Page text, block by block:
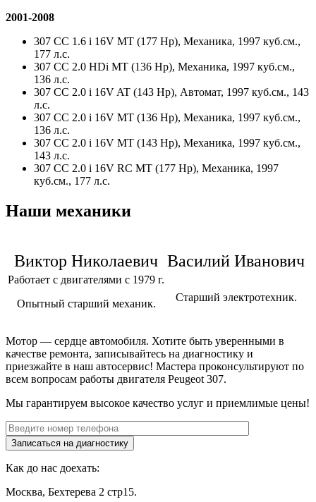
2001-2008
307 CC 1.6 i 16V MT (177 Hp), Механика, 1997 куб.см.,
177 л.с.
307 CC 2.0 HDi MT (136 Hp), Механика, 1997 куб.см.,
136 л.с.
307 CC 2.0 i 16V AT (143 Hp), Автомат, 1997 куб.см., 143
л.с.
307 CC 2.0 i 16V MT (136 Hp), Механика, 1997 куб.см.,
136 л.с.
307 CC 2.0 i 16V MT (143 Hp), Механика, 1997 куб.см.,
143 л.с.
307 CC 2.0 i 16V RC MT (177 Hp), Механика, 1997
куб.см., 177 л.с.
Наши механики
Виктор Николаевич Василий Иванович
Работает с двигателями с 1979 г.
Опытный старший механик.
Старший электротехник.
Мотор — сердце автомобиля. Хотите быть уверенными в
качестве ремонта, записывайтесь на диагностику и
приезжайте в наш автосервис! Мастера проконсультируют по
всем вопросам работы двигателя Peugeot 307.
Мы гарантируем высокое качество услуг и приемлимые цены!
Как до нас доехать:
Москва, Бехтерева 2 стр15.